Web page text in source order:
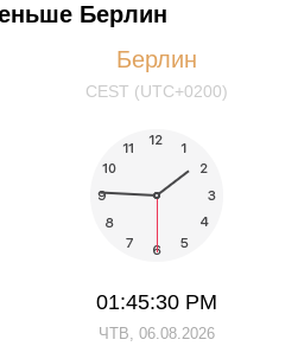
Берлин
Берлин
CEST (UTC+0200)
01:45:30 PM
ЧТВ, 06.08.2026